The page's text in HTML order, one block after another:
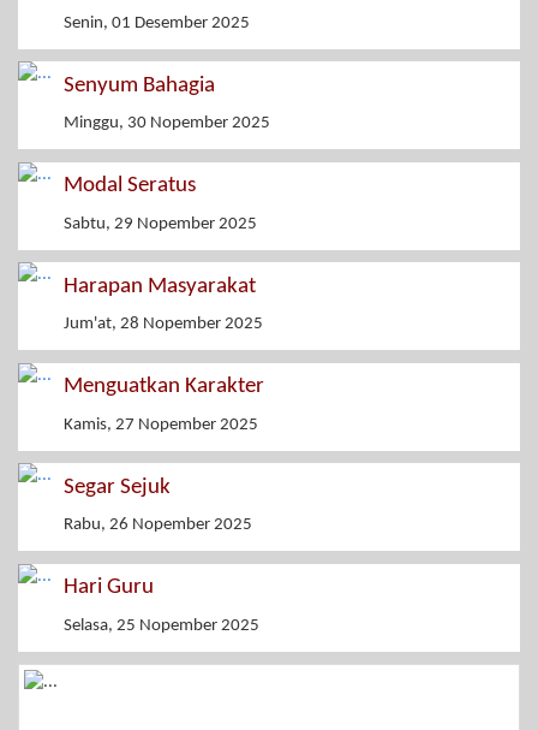
Senin, 01 Desember 2025
Senyum Bahagia
Minggu, 30 Nopember 2025
Modal Seratus
Sabtu, 29 Nopember 2025
Harapan Masyarakat
Jum'at, 28 Nopember 2025
Menguatkan Karakter
Kamis, 27 Nopember 2025
Segar Sejuk
Rabu, 26 Nopember 2025
Hari Guru
Selasa, 25 Nopember 2025